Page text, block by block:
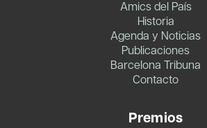
Amics del País
Historia
Agenda y Noticias
Publicaciones
Barcelona Tribuna
Contacto
Premios